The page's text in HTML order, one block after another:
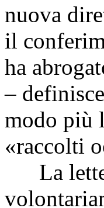
nuova
il
ha
–
modo più
«raccolti
La